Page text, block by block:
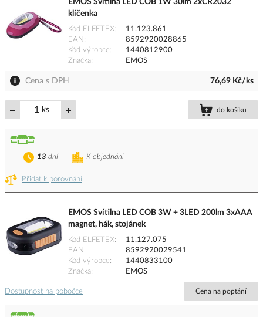
EMOS Svítilna LED COB 1W 30lm 2xCR2032
klíčenka
Kód ELFETEX
11.123.861
EAN
8592920028865
Kód výrobce
1440812900
Značka
EMOS
Cena s DPH 76,69 Kč/ks
ks do košíku
Přidat k porovnání
K objednání
13 dní
EMOS Svítilna LED COB 3W + 3LED 200lm 3xAAA
magnet, hák, stojánek
Kód ELFETEX
11.127.075
EAN
8592920029541
Kód výrobce
1440833100
Značka
EMOS
Dostupnost na pobočce Cena na poptání